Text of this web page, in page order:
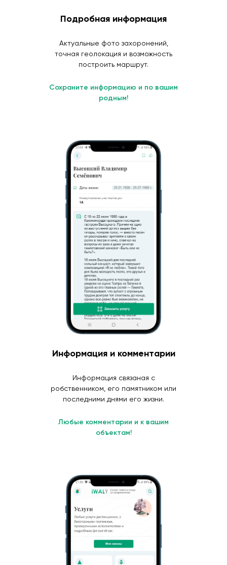
Подробная информация
Актуальные фото захоронений,
точная геолокация и возможность
построить маршрут.
Сохраните информацию и по вашим
родным!
Информация и комментарии
Информация связаная с
робственником, его памятником или
последними днями его жизни.
Любые комментарии и к вашим
объектам!